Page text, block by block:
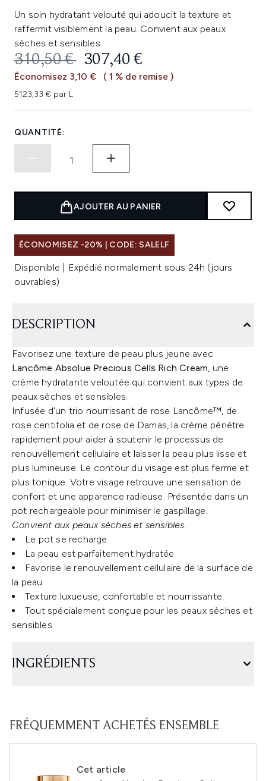
Un soin hydratant velouté qui adoucit la texture et
raffermit visiblement la peau. Convient aux peaux
sèches et sensibles.
PRIX DE VENTE :
310,50 € PRIX ​​ACTUEL :
307,40 €
Économisez 3,10 € ( 1 % de remise )
5123,33 € par L
QUANTITÉ:
AJOUTER AU PANIER
ÉCONOMISEZ -20% | CODE: SALELF
Disponible | Expédié normalement sous 24h (jours
ouvrables)
DESCRIPTION
Favorisez une texture de peau plus jeune avec
Lancôme Absolue Precious Cells Rich Cream, une
crème hydratante veloutée qui convient aux types de
peaux sèches et sensibles.
Infusée d'un trio nourrissant de rose Lancôme™, de
rose centifolia et de rose de Damas, la crème pénètre
rapidement pour aider à soutenir le processus de
renouvellement cellulaire et laisser la peau plus lisse et
plus lumineuse. Le contour du visage est plus ferme et
plus tonique. Votre visage retrouve une sensation de
confort et une apparence radieuse. Présentée dans un
pot rechargeable pour minimiser le gaspillage.
Convient aux peaux sèches et sensibles.
Le pot se recharge
La peau est parfaitement hydratée
Favorise le renouvellement cellulaire de la surface de
la peau
Texture luxueuse, confortable et nourrissante.
Tout spécialement conçue pour les peaux sèches et
sensibles.
INGRÉDIENTS
FRÉQUEMMENT ACHETÉS ENSEMBLE
Cet article